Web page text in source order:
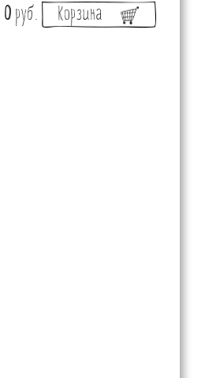
0руб. Корзина